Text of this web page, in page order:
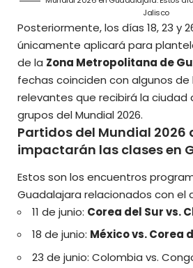
Jalisco
Posteriormente, los días 18, 23 y
únicamente aplicará para
de la Zona Metropolitana de
fechas coinciden con algunos
relevantes que recibirá la ciudad
grupos del Mundial 2026.
Partidos del Mundial 2026
impactarán las clases en
Estos son los encuentros
Guadalajara relacionados con el
11 de junio: Corea del Sur vs.
18 de junio: México vs. Corea
23 de junio: Colombia vs.